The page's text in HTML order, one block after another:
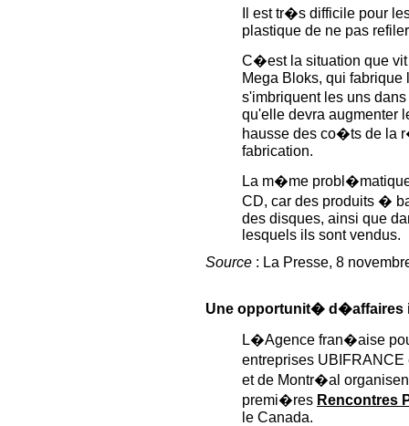
Il est tr�s difficile pour
plastique de ne pas
C�est la situation que
Mega Bloks, qui
s'imbriquent les uns
qu'elle devra augmenter
hausse des co�ts de la
fabrication.
La m�me
CD, car des produits �
des disques, ainsi que
lesquels ils sont vendus.
Source : La Presse, 8
Une opportunit� d�affaires
L�Agence fran�aise
entreprises
et de Montr�al
premi�res Rencontres
le Canada.